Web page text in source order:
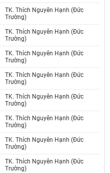
TK. Thích Nguyên Hạnh (Đức
Trường)
TK. Thích Nguyên Hạnh (Đức
Trường)
TK. Thích Nguyên Hạnh (Đức
Trường)
TK. Thích Nguyên Hạnh (Đức
Trường)
TK. Thích Nguyên Hạnh (Đức
Trường)
TK. Thích Nguyên Hạnh (Đức
Trường)
TK. Thích Nguyên Hạnh (Đức
Trường)
TK. Thích Nguyên Hạnh (Đức
Trường)